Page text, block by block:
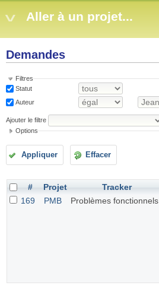
Aller à un projet...
Demandes
Filtres
Statut
Auteur
Ajouter le filtre
Options
Appliquer Effacer
# Projet Tracker
169
PMB Problèmes fonctionnels